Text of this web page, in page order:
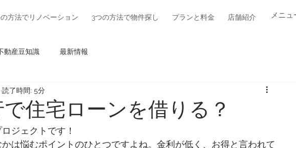
の方法でリノベーション 3つの方法で物件探し プランと料金 店舗紹介 メニュ
動産豆知識 最新情報
住宅ローンを借りる？
読了時間: 5分
ジェクトです！
は悩むポイントのひとつですよね。金利が低く、お得と言われて